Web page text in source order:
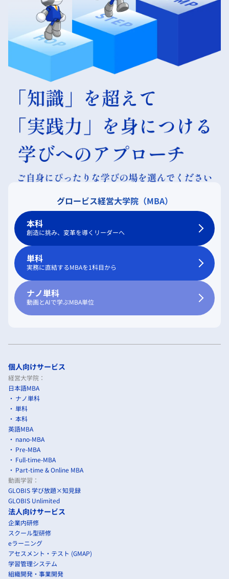
グロービス経営大学院（MBA）
本科
創造に挑み、変革を導くリーダーへ
単科
実務に直結するMBAを1科目から
ナノ単科
動画とAIで学ぶMBA単位
個人向けサービス
経営大学院：
日本語MBA
ナノ単科
単科
本科
英語MBA
nano-MBA
Pre-MBA
Full-time-MBA
Part-time & Online MBA
動画学習：
GLOBIS 学び放題×知見録
GLOBIS Unlimited
法人向けサービス
企業内研修
スクール型研修
eラーニング
アセスメント・テスト (GMAP)
学習管理システム
組織開発・事業開発